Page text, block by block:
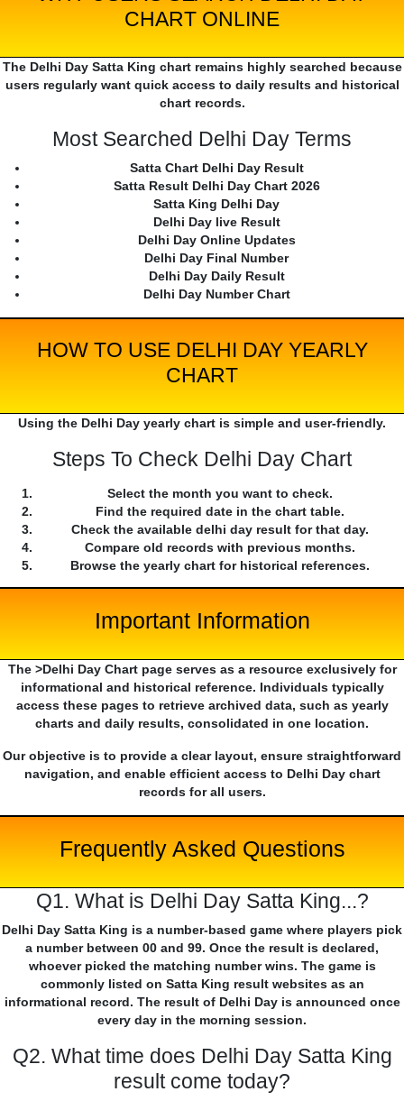
CHART ONLINE
The Delhi Day Satta King chart remains highly searched because
users regularly want quick access to daily results and historical
chart records.
Most Searched Delhi Day Terms
Satta Chart Delhi Day Result
Satta Result Delhi Day Chart 2026
Satta King Delhi Day
Delhi Day live Result
Delhi Day Online Updates
Delhi Day Final Number
Delhi Day Daily Result
Delhi Day Number Chart
HOW TO USE DELHI DAY YEARLY
CHART
Using the Delhi Day yearly chart is simple and user-friendly.
Steps To Check Delhi Day Chart
Select the month you want to check.
Find the required date in the chart table.
Check the available delhi day result for that day.
Compare old records with previous months.
Browse the yearly chart for historical references.
Important Information
The >Delhi Day Chart page serves as a resource exclusively for
informational and historical reference. Individuals typically
access these pages to retrieve archived data, such as yearly
charts and daily results, consolidated in one location.
Our objective is to provide a clear layout, ensure straightforward
navigation, and enable efficient access to Delhi Day chart
records for all users.
Frequently Asked Questions
Q1. What is Delhi Day Satta King...?
Delhi Day Satta King is a number-based game where players pick
a number between 00 and 99. Once the result is declared,
whoever picked the matching number wins. The game is
commonly listed on Satta King result websites as an
informational record. The result of Delhi Day is announced once
every day in the morning session.
Q2. What time does Delhi Day Satta King
result come today?